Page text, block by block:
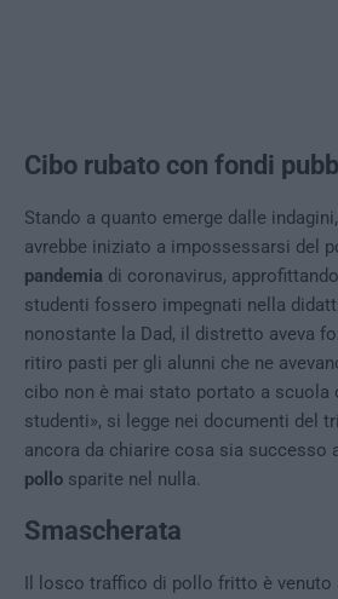
Cibo rubato con fondi
Stando a quanto emerge dalle
avrebbe iniziato a impossessarsi del
pandemia di coronavirus,
studenti fossero impegnati nella
nonostante la Dad, il distretto aveva
ritiro pasti per gli alunni che ne
cibo non è mai stato portato a scuola
studenti», si legge nei documenti del
ancora da chiarire cosa sia successo
pollo sparite nel nulla.
Smascherata
Il losco traffico di pollo fritto è venuto